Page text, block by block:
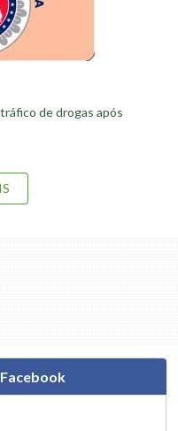
de drogas após